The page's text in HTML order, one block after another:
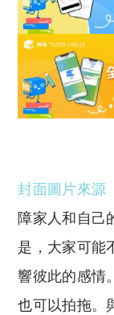
封面圖片來源
障家人和自己
是，大家可能
響彼此的感情
也可以拍拖。